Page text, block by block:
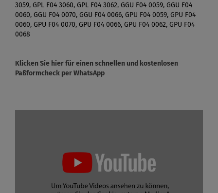
3059, GPL F04 3060, GPL F04 3062, GGU F04 0059, GGU F04
0060, GGU F04 0070, GGU F04 0066, GPU F04 0059, GPU F04
0060, GPU F04 0070, GPU F04 0066, GPU F04 0062, GPU F04
0068
Klicken Sie hier für einen schnellen und kostenlosen
Paßformcheck per WhatsApp